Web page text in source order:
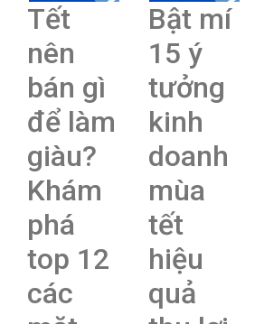
Tết
nên
bán gì
để làm
giàu?
Khám
phá
top 12
các
Bật mí
15 ý
tưởng
kinh
doanh
mùa
tết
hiệu
quả